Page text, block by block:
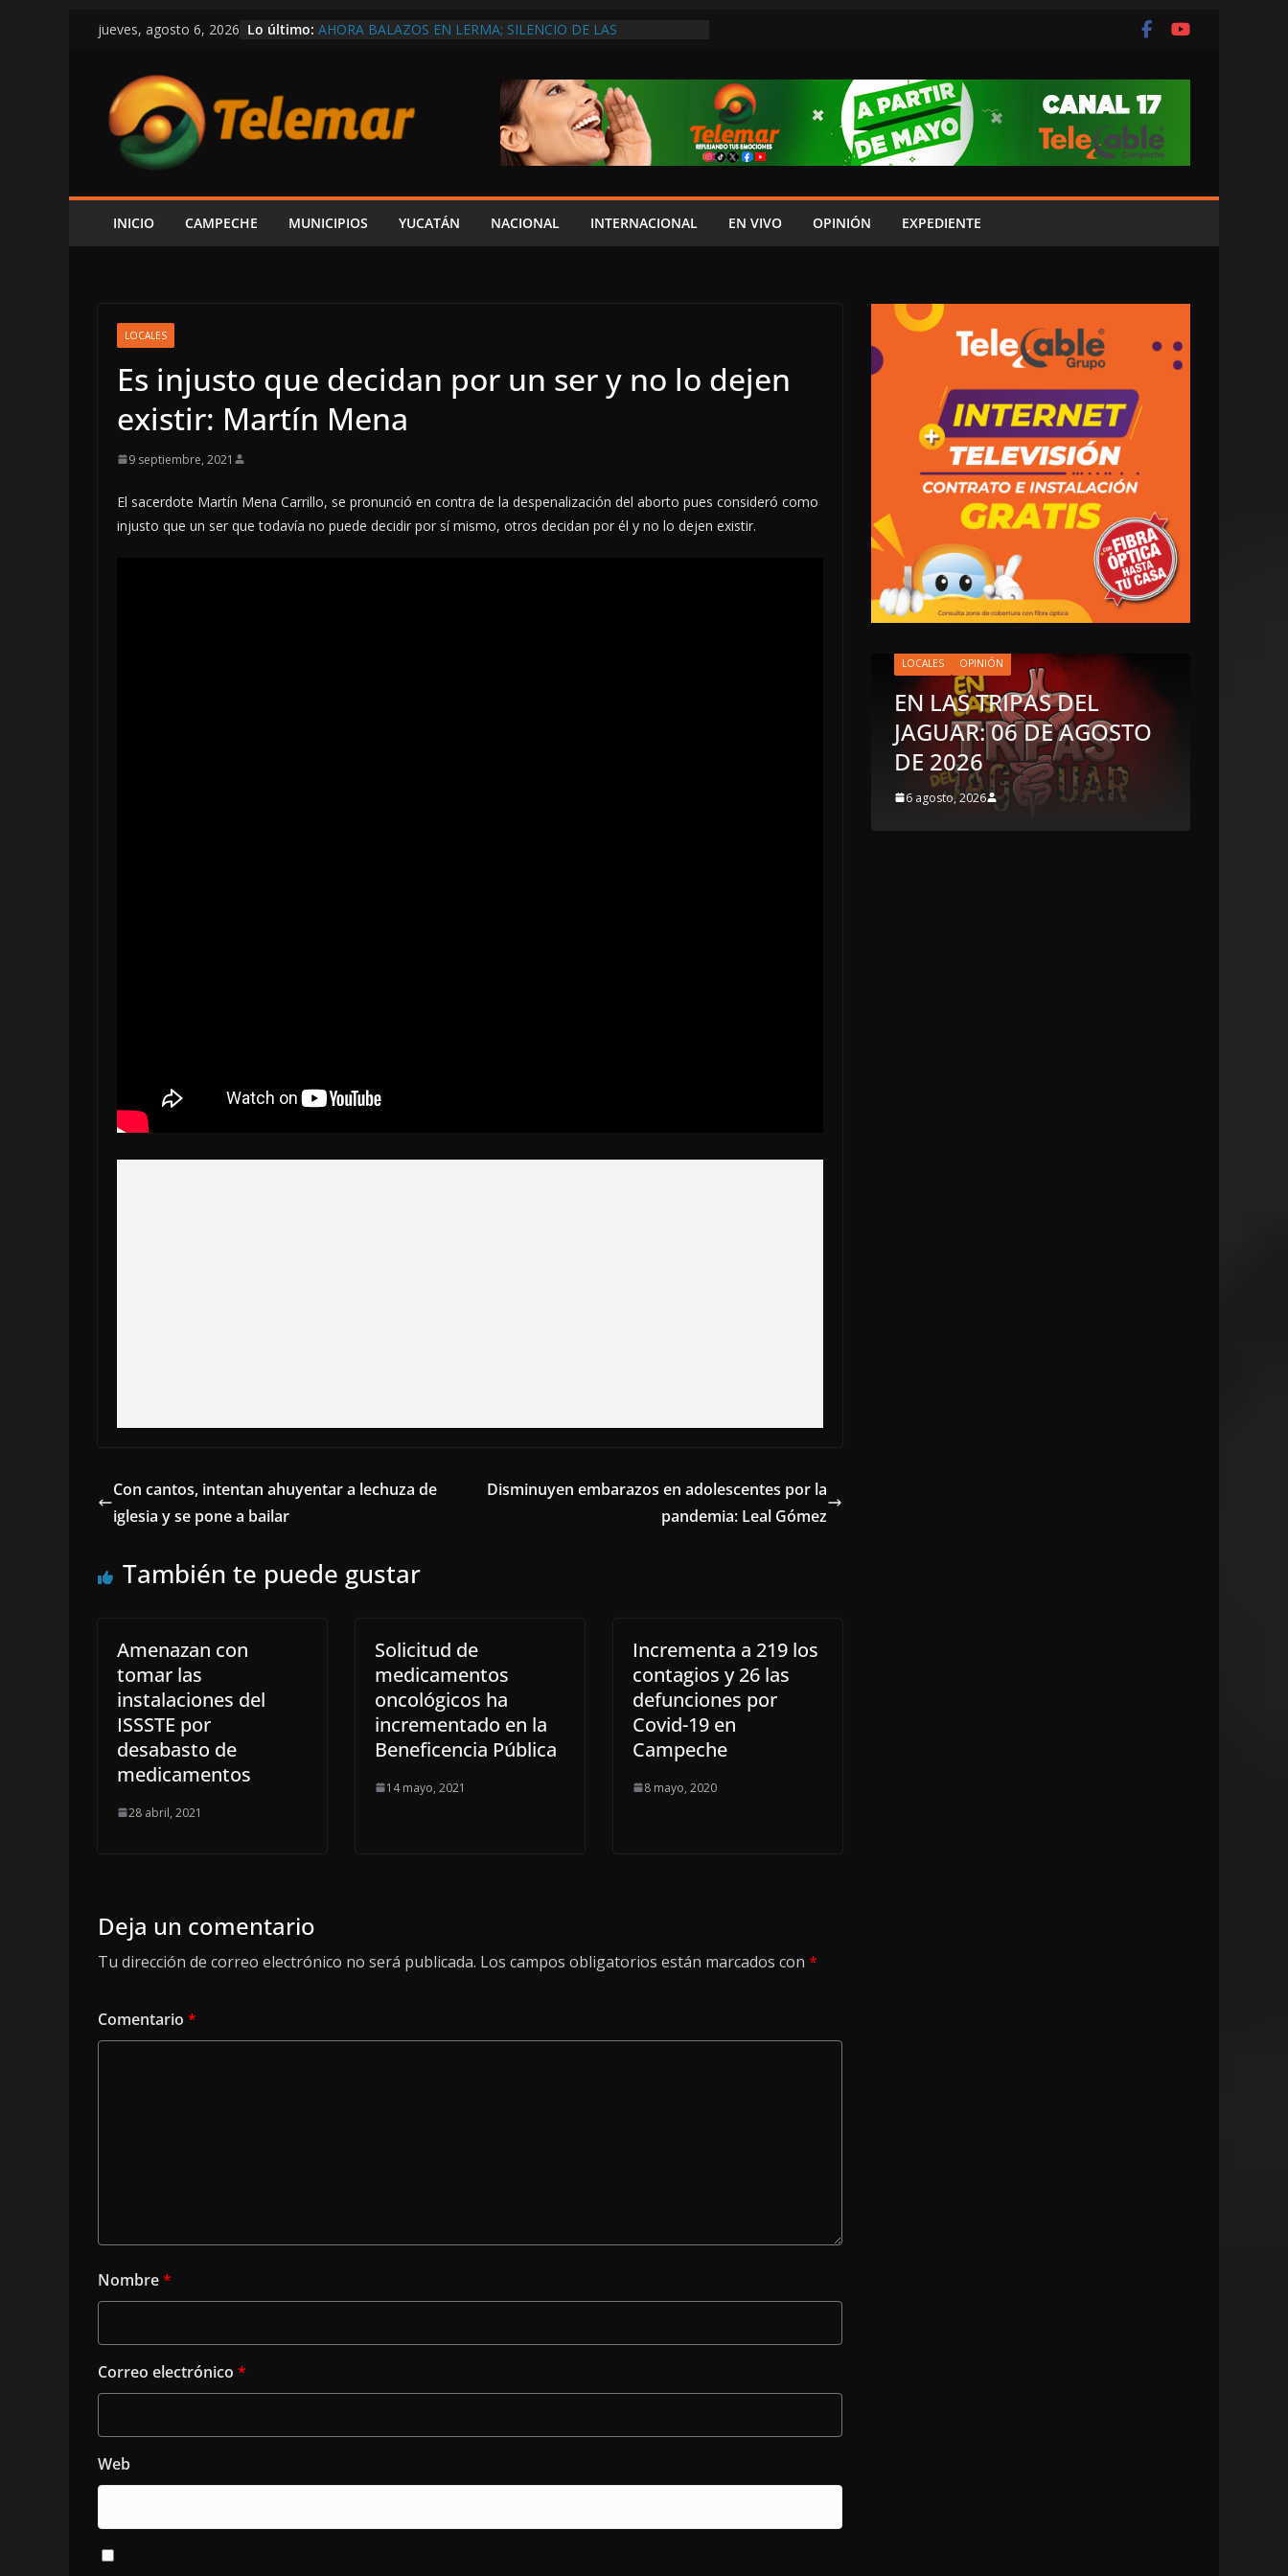
Saltar
contenido
jueves, agosto 6, 2026 Lo último: AHORA BALAZOS EN LERMA; SILENCIO DE LAS
POR CARMEN, RECONOCE DIPUTADA LOCAL DE MORENA
VÍCTOR SARMIENTO ENTREGA EL DOCUMENTO DEL V
INFORME DE LAYDA AL CONGRESO
LUJOS SUBSIDIADOS
EU HABRÍA LIBERADO ORDEN DE APREHENSIÓN EN
LAYDA
INICIO
CAMPECHE MUNICIPIOS YUCATÁN NACIONAL INTERNACIONAL EN VIVO OPINIÓN EXPEDIENTE
LOCALES
Es injusto que decidan por un ser y no lo dejen
existir: Martín Mena
9 septiembre, 2021
El sacerdote Martín Mena Carrillo, se pronunció en contra de la despenalización del aborto pues consideró como
injusto que un ser que todavía no puede decidir por sí mismo, otros decidan por él y no lo dejen existir.
Con cantos, intentan ahuyentar a lechuza de
iglesia y se pone a bailar
Disminuyen embarazos en adolescentes por la
pandemia: Leal Gómez
También te puede gustar
Amenazan con
tomar las
instalaciones del
ISSSTE por
desabasto de
medicamentos
28 abril, 2021
Solicitud de
medicamentos
oncológicos ha
incrementado en la
Beneficencia Pública
14 mayo, 2021
Incrementa a 219 los
contagios y 26 las
defunciones por
Covid-19 en
Campeche
8 mayo, 2020
Deja un comentario
Tu dirección de correo electrónico no será publicada. Los campos obligatorios están marcados con *
Comentario *
Nombre*
Correo electrónico *
Web
LOCALES OPINIÓN
EN LAS TRIPAS DEL
JAGUAR: 06 DE AGOSTO
DE 2026
6 agosto, 2026